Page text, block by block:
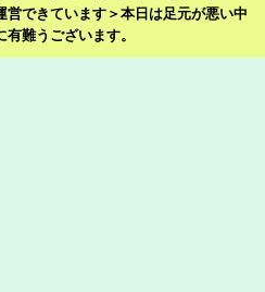
営できています＞本日は足元が悪い中
有難うございます。